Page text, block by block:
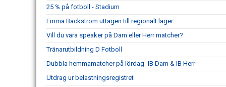
25 % på fotboll - Stadium
Emma Bäckström uttagen till regionalt läger
Vill du vara speaker på Dam eller Herr matcher?
Tränarutbildning D Fotboll
Dubbla hemmamatcher på lördag- IB Dam & IB Herr
Utdrag ur belastningsregistret